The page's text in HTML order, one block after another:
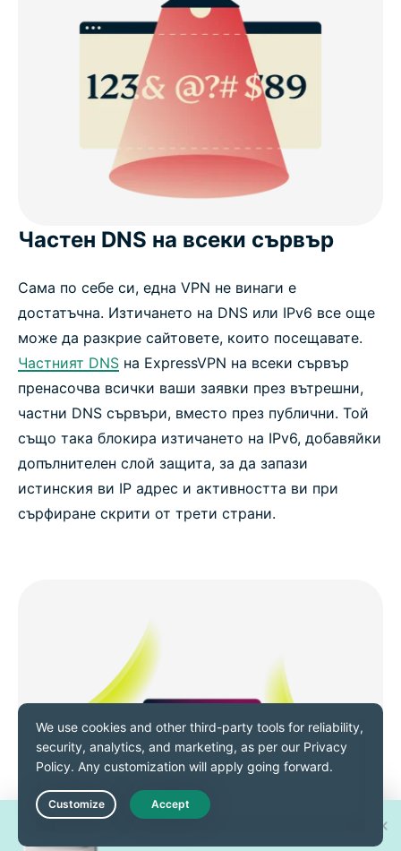
Частен DNS на всеки сървър
Сама по себе си, една VPN не винаги е
достатъчна. Изтичането на DNS или IPv6 все още
може да разкрие сайтовете, които посещавате.
Частният DNS на ExpressVPN на всеки сървър
пренасочва всички ваши заявки през вътрешни,
частни DNS сървъри, вместо през публични. Той
също така блокира изтичането на IPv6, добавяйки
допълнителен слой защита, за да запази
истинския ви IP адрес и активността ви при
сърфиране скрити от трети страни.
Спечелете един от 30 нови